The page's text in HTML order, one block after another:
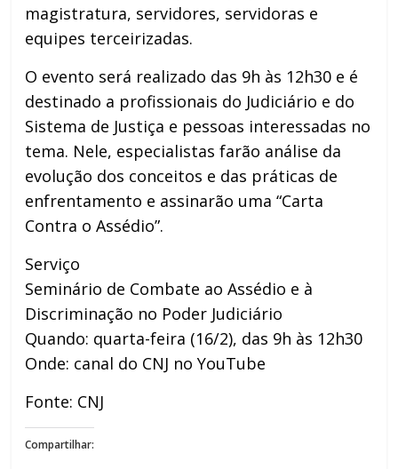
magistratura, servidores, servidoras e
equipes terceirizadas.
O evento será realizado das 9h às 12h30 e é
destinado a profissionais do Judiciário e do
Sistema de Justiça e pessoas interessadas no
tema. Nele, especialistas farão análise da
evolução dos conceitos e das práticas de
enfrentamento e assinarão uma “Carta
Contra o Assédio”.
Serviço
Seminário de Combate ao Assédio e à
Discriminação no Poder Judiciário
Quando: quarta-feira (16/2), das 9h às 12h30
Onde: canal do CNJ no YouTube
Fonte: CNJ
Compartilhar: